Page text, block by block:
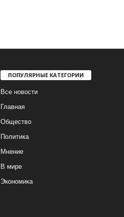
ПОПУЛЯРНЫЕ КАТЕГОРИИ
Все новости
Главная
Общество
Политика
Мнение
В мире
Экономика